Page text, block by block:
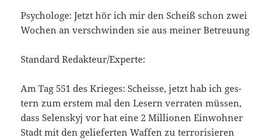
Psy­cho­lo­ge: Jetzt hör ich mir den Scheiß schon zwei
Wochen an ver­schwin­den sie aus mei­ner Betreuung
Stan­dard Redakteur/Experte:
Am Tag 551 des Krie­ges: Scheis­se, jetzt hab ich ges­
tern zum ers­tem mal den Lesern ver­ra­ten müs­sen,
dass Selen­skyj vor hat eine 2 Mil­lio­nen Ein­woh­ner
Stadt mit den gelie­fer­ten Waf­fen zu ter­ro­ri­sie­ren